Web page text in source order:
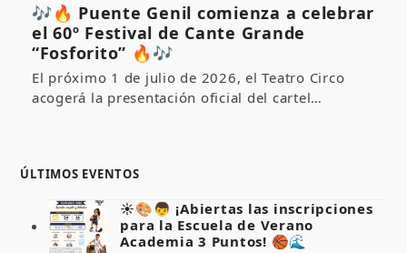
🎶🔥 Puente Genil comienza a celebrar
el 60º Festival de Cante Grande
“Fosforito” 🔥🎶
El próximo 1 de julio de 2026, el Teatro Circo
acogerá la presentación oficial del cartel…
ÚLTIMOS EVENTOS
☀️🎨👦 ¡Abiertas las inscripciones
para la Escuela de Verano
Academia 3 Puntos! 🏀🌊